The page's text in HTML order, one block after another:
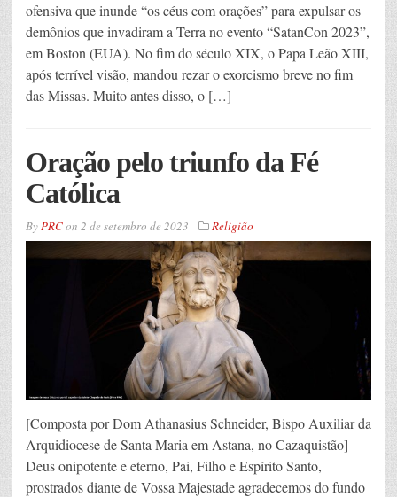
ofensiva que inunde “os céus com orações” para expulsar os
demônios que invadiram a Terra no evento “SatanCon 2023”,
em Boston (EUA). No fim do século XIX, o Papa Leão XIII,
após terrível visão, mandou rezar o exorcismo breve no fim
das Missas. Muito antes disso, o […]
Oração pelo triunfo da Fé
Católica
ByPRCon 2 de setembro de 2023 Religião
[Composta por Dom Athanasius Schneider, Bispo Auxiliar da
Arquidiocese de Santa Maria em Astana, no Cazaquistão]
Deus onipotente e eterno, Pai, Filho e Espírito Santo,
prostrados diante de Vossa Majestade agradecemos do fundo